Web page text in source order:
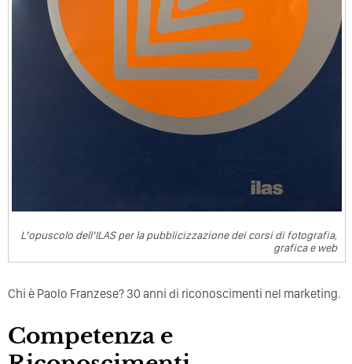
L’opuscolo dell’ILAS per la pubblicizzazione dei corsi di fotografia,
grafica e web
Chi è Paolo Franzese? 30 anni di riconoscimenti nel marketing.
Competenza e